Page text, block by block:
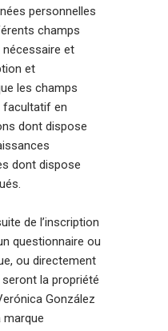
personnelles
champs
et
et
les champs
facultatif en
dont dispose
dont dispose
de l’inscription
questionnaire ou
ou directement
seront la propriété
González
marque